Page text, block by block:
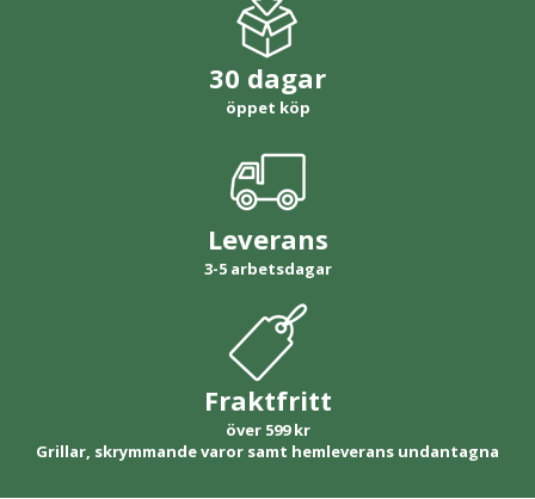
30 dagar
öppet köp
Leverans
3-5 arbetsdagar
Fraktfritt
över 599 kr
Grillar, skrymmande varor samt hemleverans undantagna